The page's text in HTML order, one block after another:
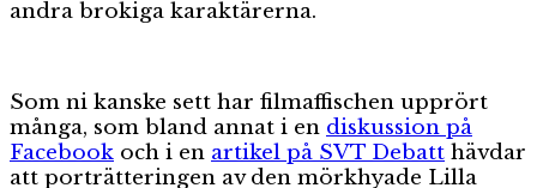
andra brokiga karaktärerna.
Som ni kanske sett har filmaffischen upprört
många, som bland annat i en diskussion på
Facebook och i en artikel på SVT Debatt hävdar
att porträtteringen av den mörkhyade Lilla